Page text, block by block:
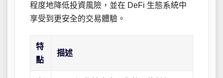
程度地降低投資風險，並在 DeFi 生態系統中
享受到更安全的交易體驗。
特
點
描述